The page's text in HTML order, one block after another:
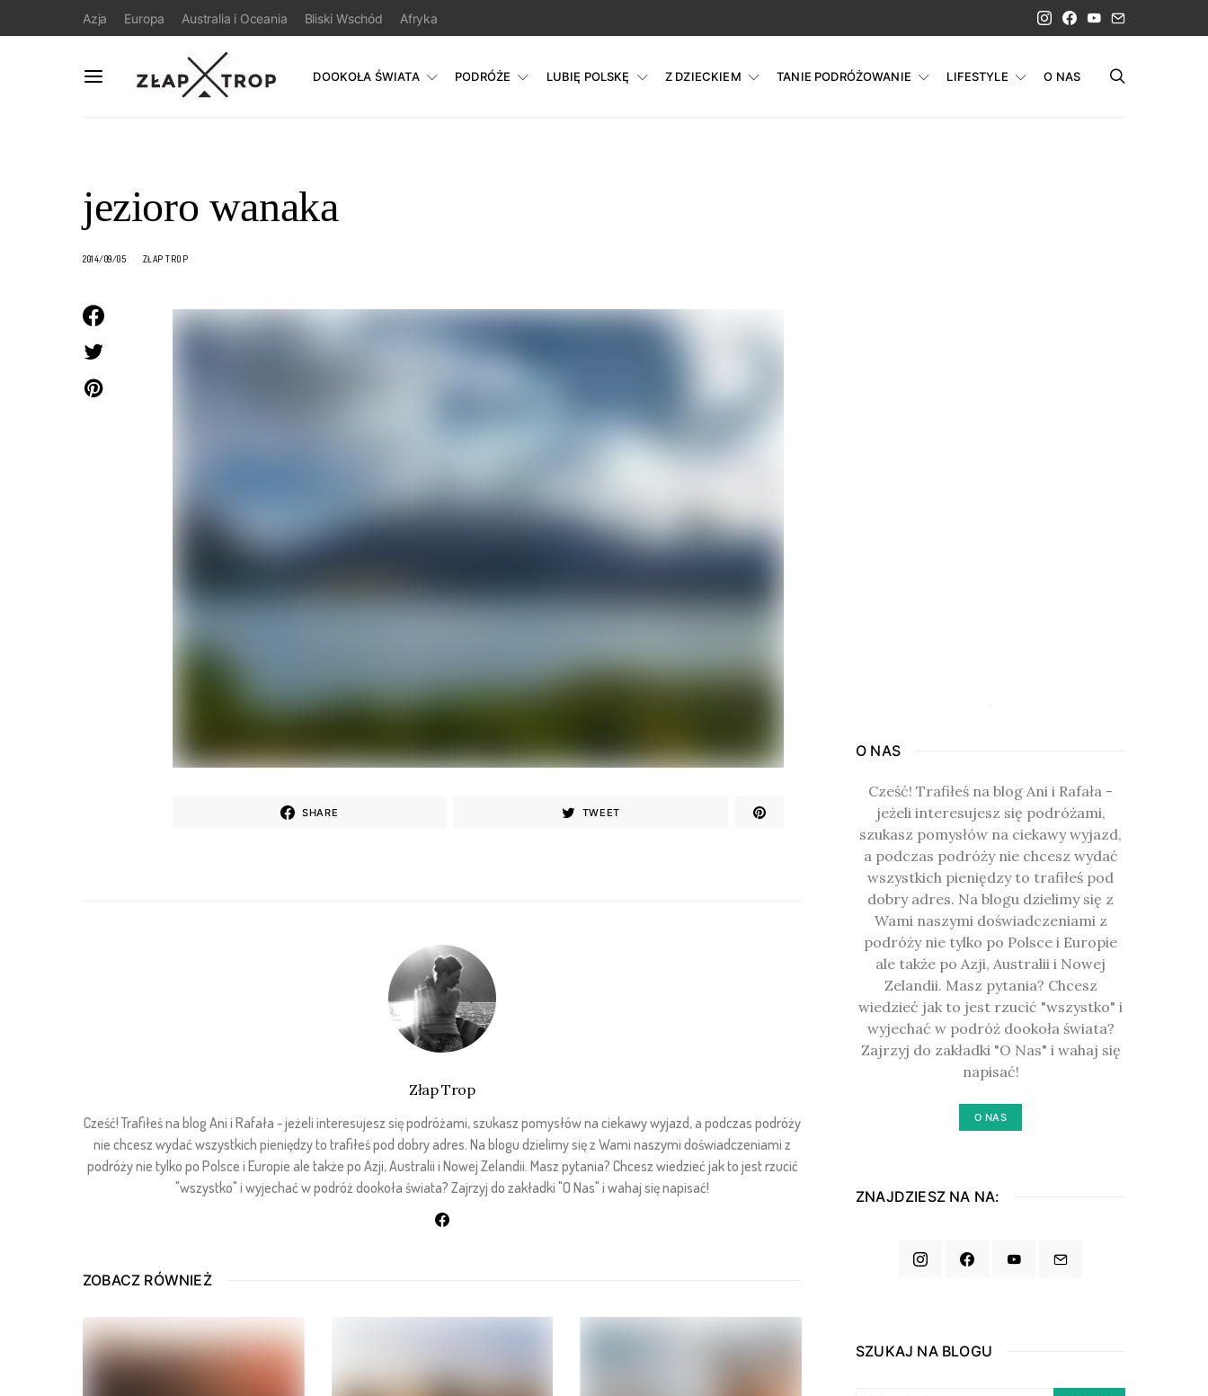
Azja Europa Australia i Oceania Bliski Wschód Afryka
DOOKOŁA ŚWIATA PODRÓŻE LUBIĘ POLSKĘ Z DZIECKIEM TANIE PODRÓŻOWANIE LIFESTYLE O NAS
jezioro wanaka
2014/09/05 ZŁAP TROP
SHARE TWEET
Złap Trop
Cześć! Trafiłeś na blog Ani i Rafała - jeżeli interesujesz się podróżami, szukasz pomysłów na ciekawy wyjazd, a podczas podróży
nie chcesz wydać wszystkich pieniędzy to trafiłeś pod dobry adres. Na blogu dzielimy się z Wami naszymi doświadczeniami z
podróży nie tylko po Polsce i Europie ale także po Azji, Australii i Nowej Zelandii. Masz pytania? Chcesz wiedzieć jak to jest rzucić
"wszystko" i wyjechać w podróż dookoła świata? Zajrzyj do zakładki "O Nas" i wahaj się napisać!
ZOBACZ RÓWNIEŻ
O NAS
Cześć! Trafiłeś na blog Ani i Rafała -
jeżeli interesujesz się podróżami,
szukasz pomysłów na ciekawy wyjazd,
a podczas podróży nie chcesz wydać
wszystkich pieniędzy to trafiłeś pod
dobry adres. Na blogu dzielimy się z
Wami naszymi doświadczeniami z
podróży nie tylko po Polsce i Europie
ale także po Azji, Australii i Nowej
Zelandii. Masz pytania? Chcesz
wiedzieć jak to jest rzucić "wszystko" i
wyjechać w podróż dookoła świata?
Zajrzyj do zakładki "O Nas" i wahaj się
napisać!
O NAS
ZNAJDZIESZ NA NA:
SZUKAJ NA BLOGU